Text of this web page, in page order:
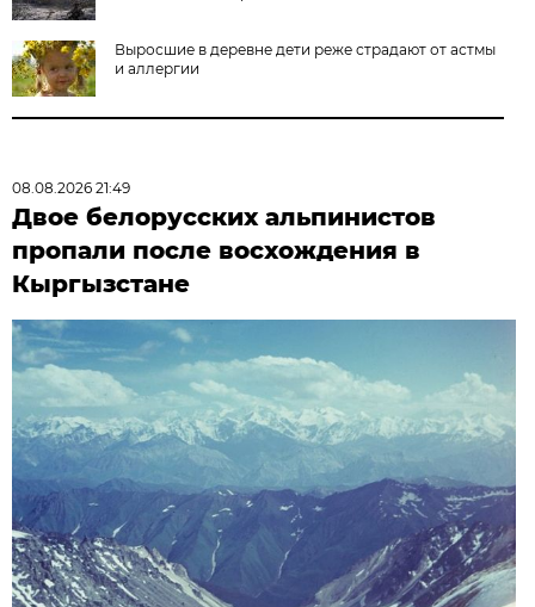
Выросшие в деревне дети реже страдают от астмы
и аллергии
08.08.2026 21:49
Двое белорусских альпинистов
пропали после восхождения в
Кыргызстане